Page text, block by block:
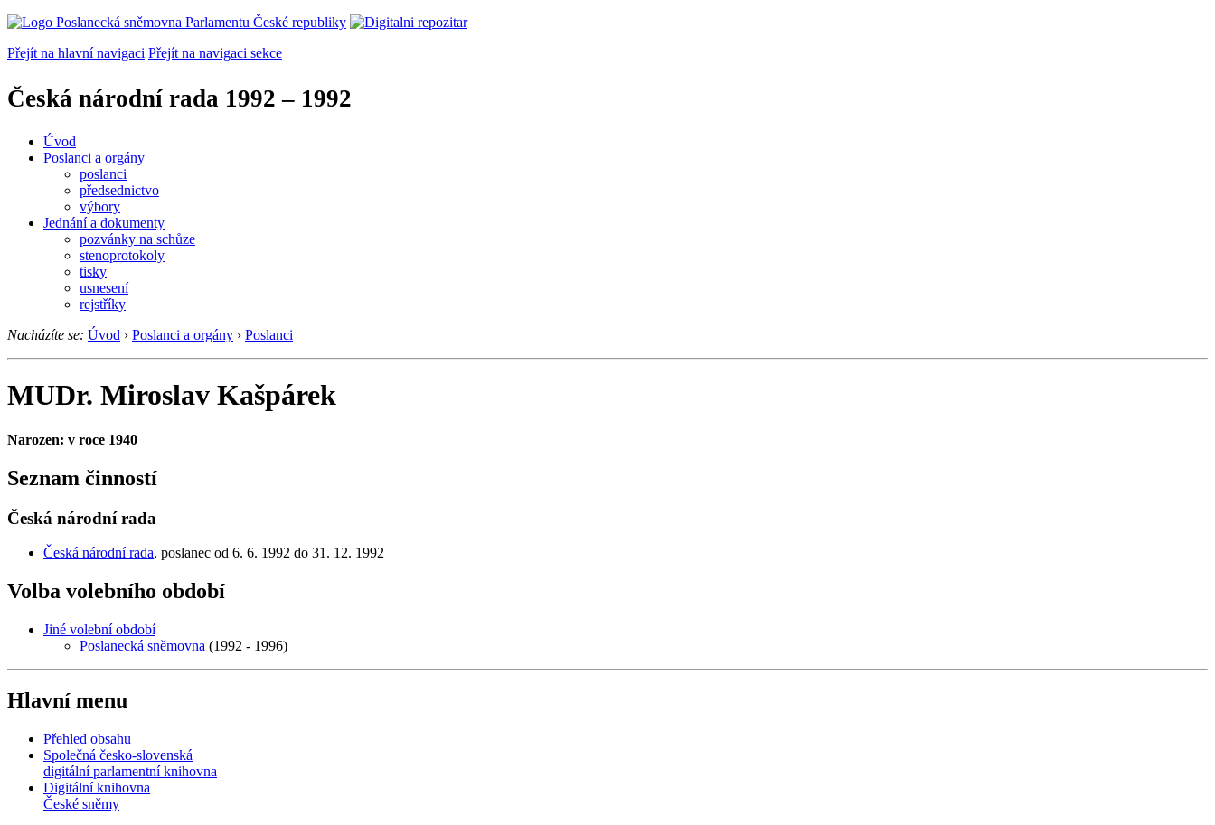
Přejít na hlavní navigaci Přejít na navigaci sekce
Česká národní rada 1992 – 1992
Úvod
Poslanci a orgány
poslanci
předsednictvo
výbory
Jednání a dokumenty
pozvánky na schůze
stenoprotokoly
tisky
usnesení
rejstříky
Nacházíte se: Úvod › Poslanci a orgány › Poslanci
MUDr. Miroslav Kašpárek
Narozen: v roce 1940
Seznam činností
Česká národní rada
Česká národní rada, poslanec od 6. 6. 1992 do 31. 12. 1992
Volba volebního období
Jiné volební období
Poslanecká sněmovna (1992 - 1996)
Hlavní menu
Přehled obsahu
Společná česko-slovenská
digitální parlamentní knihovna
Digitální knihovna
České sněmy